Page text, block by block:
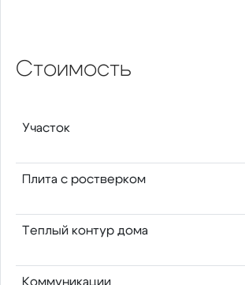
Стоимость
Участок
Плита с ростверком
Теплый контур дома
Коммуникации